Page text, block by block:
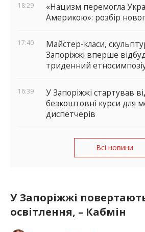
18:29
«Нацизм перемогла
Америкою»: розбір
17:40
Майстер-класи,
Запоріжжі вперше
триденний
16:39
У Запоріжжі стартував
безкоштовні курси для
диспетчерів
Всі новини
У Запоріжжі
освітлення, – Кабмін